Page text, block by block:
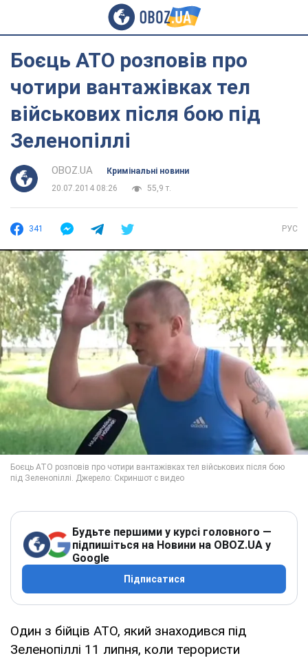
Боєць АТО розповів про
чотири вантажівках тел
військових після бою під
Зеленопіллі
OBOZ.UA
Кримінальні новини
20.07.2014 08:26
55,9 т.
341 РУС
Будьте першими у курсі головного —
підпишіться на Новини на OBOZ.UA у
Google
Підписатися
Один з бійців АТО, який знаходився під
Зеленопіллі 11 липня, коли терористи